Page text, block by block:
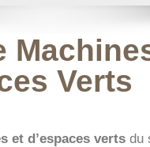
Verts
et d’espaces verts du